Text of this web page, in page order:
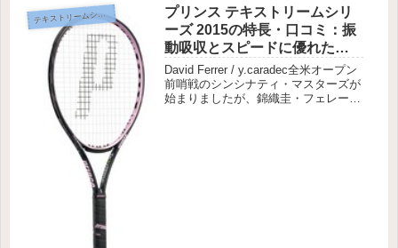
が良くなり、自在にスピンを掛けられ
る...
テキストリームシリーズ2015 後半モデル
プリンス テキストリームシリ
ーズ 2015の特長・口コミ：振
動吸収とスピードに優れた最
新モデル！
David Ferrer / y.caradec全米オープン
前哨戦のシンシナティ・マスターズが
始まりましたが、錦織圭・フェレール